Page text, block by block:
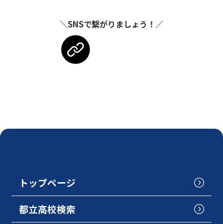
＼SNSで繋がりましょう！／
トップページ
都立高校検索